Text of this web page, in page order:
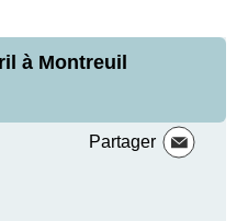
à Montreuil
Partager